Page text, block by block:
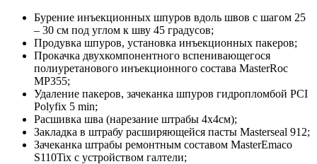
Бурение инъекционных шпуров вдоль швов с шагом 25
– 30 см под углом к шву 45 градусов;
Продувка шпуров, установка инъекционных пакеров;
Прокачка двухкомпонентного вспенивающегося
полиуретанового инъекционного состава MasterRoc
MP355;
Удаление пакеров, зачеканка шпуров гидропломбой PCI
Polyfix 5 min;
Расшивка шва (нарезание штрабы 4х4см);
Закладка в штрабу расширяющейся пасты Masterseal 912;
Зачеканка штрабы ремонтным составом MasterEmaco
S110Tix с устройством галтели;